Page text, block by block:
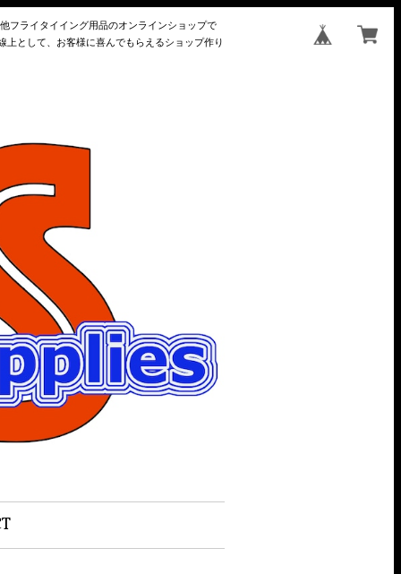
フライタイイング用品のオンラインショップで
上として、お客様に喜んでもらえるショップ作り